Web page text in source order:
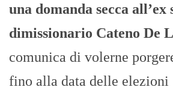
una domanda secca all’ex
dimissionario Cateno De
comunica di volerne
fino alla data delle elezioni